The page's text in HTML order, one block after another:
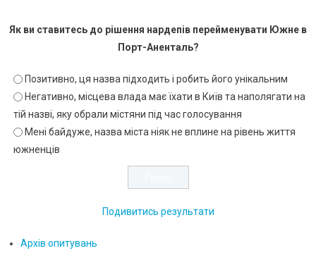
Як ви ставитесь до рішення нардепів перейменувати Южне в
Порт-Аненталь?
Позитивно, ця назва підходить і робить його унікальним
Негативно, місцева влада має їхати в Київ та наполягати на
тій назві, яку обрали містяни під час голосування
Мені байдуже, назва міста ніяк не вплине на рівень життя
южненців
Подивитись результати
Архів опитувань